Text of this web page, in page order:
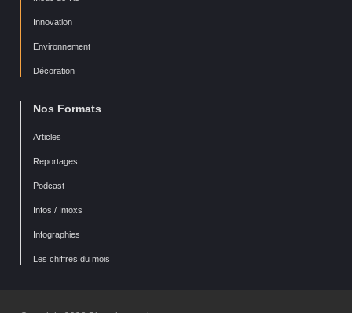
Innovation
Environnement
Décoration
Nos Formats
Articles
Reportages
Podcast
Infos / Intoxs
Infographies
Les chiffres du mois